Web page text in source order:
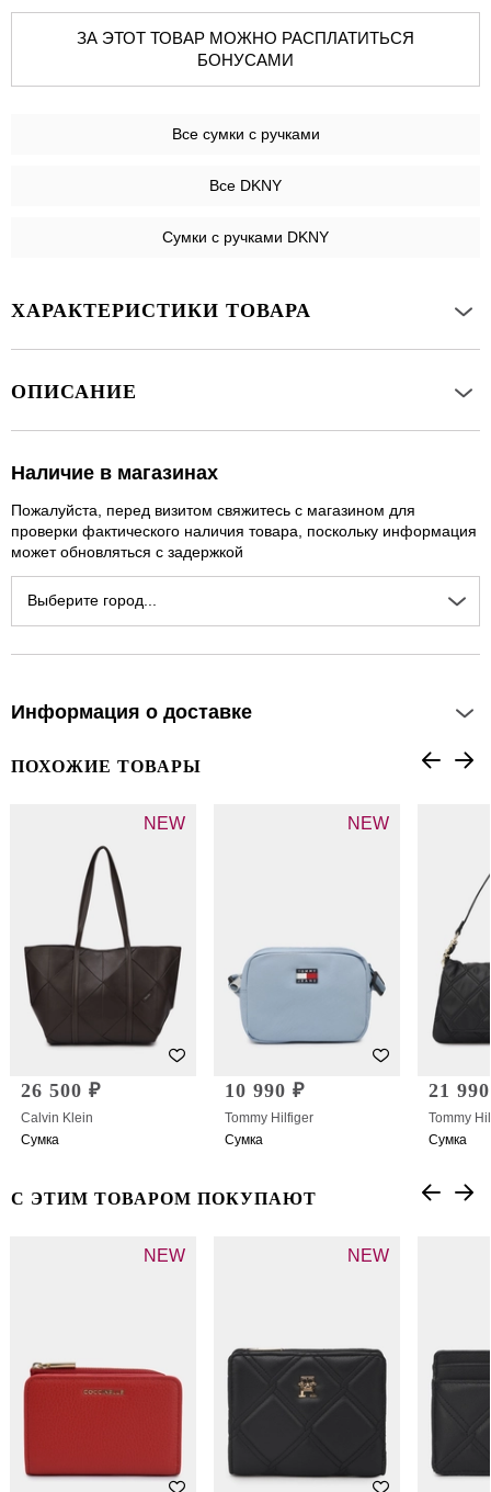
ЗА ЭТОТ ТОВАР МОЖНО РАСПЛАТИТЬСЯ
БОНУСАМИ
Все сумки с ручками
Все DKNY
Сумки с ручками DKNY
ХАРАКТЕРИСТИКИ ТОВАРА
ОПИСАНИЕ
Наличие в магазинах
Пожалуйста, перед визитом свяжитесь с магазином для
проверки фактического наличия товара, поскольку информация
может обновляться с задержкой
Выберите город...
Информация о доставке
ПОХОЖИЕ ТОВАРЫ
NEW
26 500 ₽
Calvin Klein
Сумка
NEW
10 990 ₽
Tommy Hilfiger
Сумка
21
Tommy
Сумка
С ЭТИМ ТОВАРОМ ПОКУПАЮТ
NEW NEW